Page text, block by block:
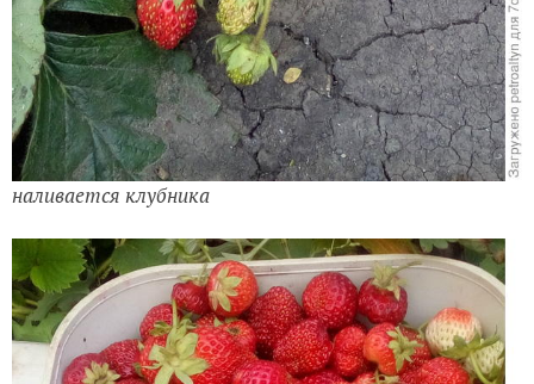
наливается клубника